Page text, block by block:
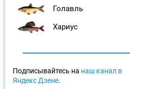
Голавль
Хариус
Подписывайтесь на наш канал в
Яндекс Дзене.